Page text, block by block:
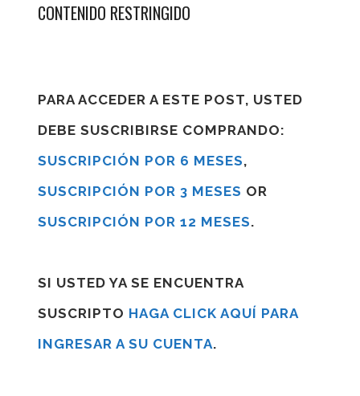
CONTENIDO RESTRINGIDO
PARA ACCEDER A ESTE POST, USTED
DEBE SUSCRIBIRSE COMPRANDO:
SUSCRIPCIÓN POR 6 MESES,
SUSCRIPCIÓN POR 3 MESES OR
SUSCRIPCIÓN POR 12 MESES.
SI USTED YA SE ENCUENTRA
SUSCRIPTO HAGA CLICK AQUÍ PARA
INGRESAR A SU CUENTA.